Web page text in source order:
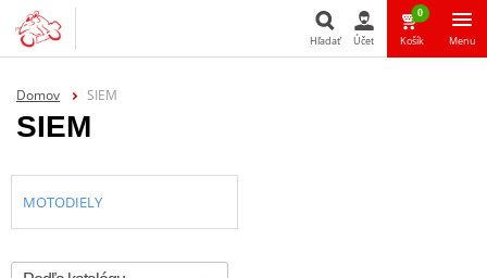
Hľadať Účet
0
Košík Menu
Domov SIEM
SIEM
MOTODIELY